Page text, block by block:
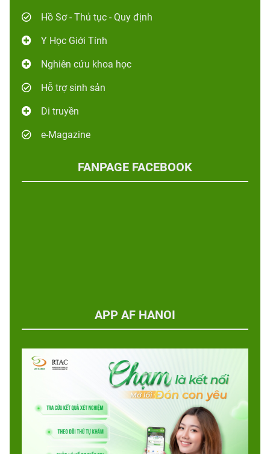
Hồ Sơ - Thủ tục - Quy định
Y Học Giới Tính
Nghiên cứu khoa học
Hỗ trợ sinh sản
Di truyền
e-Magazine
FANPAGE FACEBOOK
APP AF HANOI